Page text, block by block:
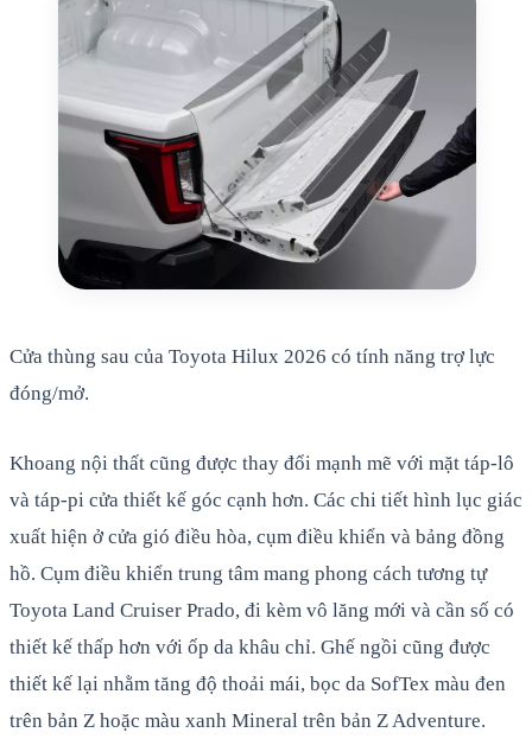
Cửa thùng sau của Toyota Hilux 2026 có tính năng trợ lực
đóng/mở.
Khoang nội thất cũng được thay đổi mạnh mẽ với mặt táp-lô
và táp-pi cửa thiết kế góc cạnh hơn. Các chi tiết hình lục giác
xuất hiện ở cửa gió điều hòa, cụm điều khiển và bảng đồng
hồ. Cụm điều khiển trung tâm mang phong cách tương tự
Toyota Land Cruiser Prado, đi kèm vô lăng mới và cần số có
thiết kế thấp hơn với ốp da khâu chỉ. Ghế ngồi cũng được
thiết kế lại nhằm tăng độ thoải mái, bọc da SofTex màu đen
trên bản Z hoặc màu xanh Mineral trên bản Z Adventure.